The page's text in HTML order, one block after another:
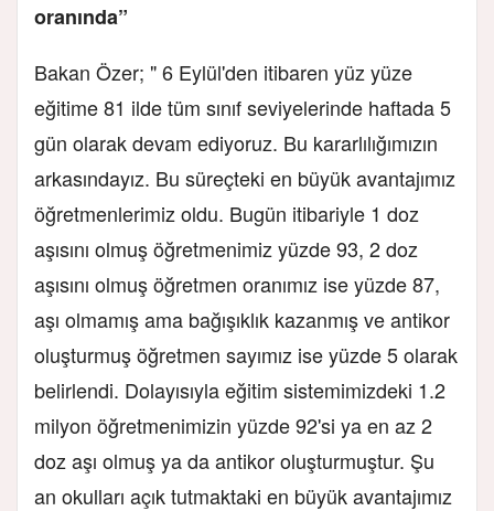
oranında”
Bakan Özer; " 6 Eylül'den itibaren yüz yüze
eğitime 81 ilde tüm sınıf seviyelerinde haftada 5
gün olarak devam ediyoruz. Bu kararlılığımızın
arkasındayız. Bu süreçteki en büyük avantajımız
öğretmenlerimiz oldu. Bugün itibariyle 1 doz
aşısını olmuş öğretmenimiz yüzde 93, 2 doz
aşısını olmuş öğretmen oranımız ise yüzde 87,
aşı olmamış ama bağışıklık kazanmış ve antikor
oluşturmuş öğretmen sayımız ise yüzde 5 olarak
belirlendi. Dolayısıyla eğitim sistemimizdeki 1.2
milyon öğretmenimizin yüzde 92'si ya en az 2
doz aşı olmuş ya da antikor oluşturmuştur. Şu
an okulları açık tutmaktaki en büyük avantajımız